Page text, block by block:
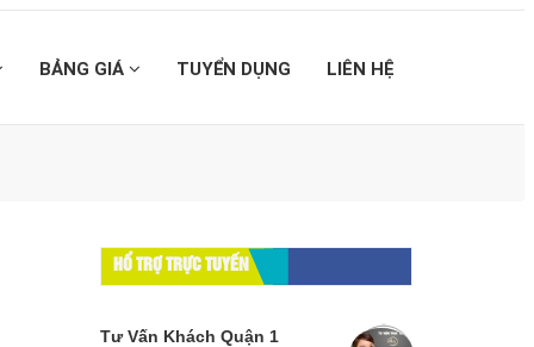
BẢNG GIÁ TUYỂN DỤNG LIÊN HỆ
HỔ TRỢ TRỰC TUYẾN
Tư Vấn Khách Quận 1